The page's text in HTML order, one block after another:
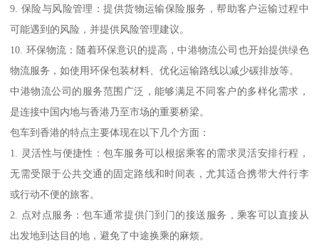
9. 保险与风险管理：提供货物运输保险服务，帮助客户运输过程中
可能遇到的风险，并提供风险管理建议。
10. 环保物流：随着环保意识的提高，中港物流公司也开始提供绿色
物流服务，如使用环保包装材料、优化运输路线以减少碳排放等。
中港物流公司的服务范围广泛，能够满足不同客户的多样化需求，
是连接中国内地与香港乃至市场的重要桥梁。
包车到香港的特点主要体现在以下几个方面：
1. 灵活性与便捷性：包车服务可以根据乘客的需求灵活安排行程，
无需受限于公共交通的固定路线和时间表，尤其适合携带大件行李
或行动不便的旅客。
2. 点对点服务：包车通常提供门到门的接送服务，乘客可以直接从
出发地到达目的地，避免了中途换乘的麻烦。